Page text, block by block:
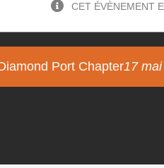
CET ÉVÈNEMENT
Port Chapter17 mai